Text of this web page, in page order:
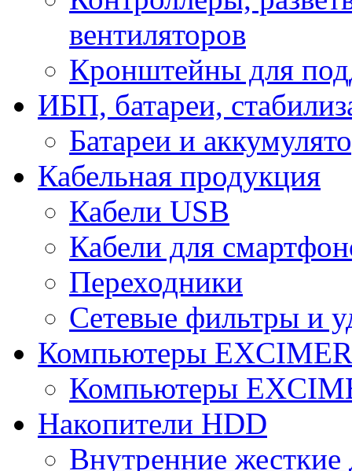
вентиляторов
Кронштейны для
ИБП, батареи,
Батареи и
Кабельная продукция
Кабели USB
Кабели для
Переходники
Сетевые фильтры и
Компьютеры
Компьютеры
Накопители HDD
Внутренние